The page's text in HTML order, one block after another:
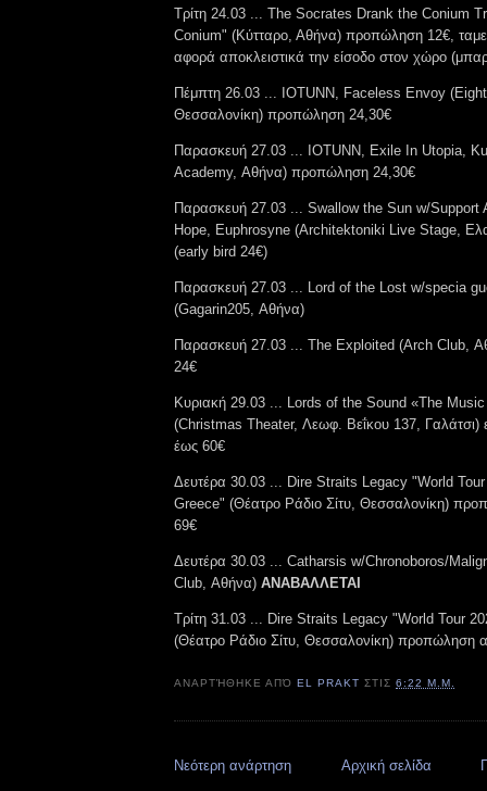
Τρίτη 24.03 ... The Socrates Drank the Conium
Conium" (Κύτταρο, Αθήνα) προπώληση 12€,
αφορά αποκλειστικά την είσοδο στον χώρο
Πέμπτη 26.03 ... IOTUNN, Faceless Envoy
Θεσσαλονίκη) προπώληση 24,30€
Παρασκευή 27.03 ... IOTUNN, Exile In Utopia,
Academy, Αθήνα) προπώληση 24,30€
Παρασκευή 27.03 ... Swallow the Sun w/Support
Hope, Euphrosyne (Architektoniki Live Stage,
(early bird 24€)
Παρασκευή 27.03 ... Lord of the Lost w/specia
(Gagarin205, Αθήνα)
Παρασκευή 27.03 ... The Exploited (Arch Club,
24€
Κυριακή 29.03 ... Lords of the Sound «The
(Christmas Theater, Λεωφ. Βεΐκου 137, Γαλάτσι)
έως 60€
Δευτέρα 30.03 ... Dire Straits Legacy "World
Greece" (Θέατρο Ράδιο Σίτυ, Θεσσαλονίκη)
69€
Δευτέρα 30.03 ... Catharsis w/Chronoboros/
Club, Αθήνα) ΑΝΑΒΑΛΛΕΤΑΙ
Τρίτη 31.03 ... Dire Straits Legacy "World Tour
(Θέατρο Ράδιο Σίτυ, Θεσσαλονίκη) προπώληση
ΑΝΑΡΤΉΘΗΚΕ ΑΠΌEL PRAKT ΣΤΙΣ6:22 Μ.Μ.
Νεότερη ανάρτηση Αρχική σελίδα